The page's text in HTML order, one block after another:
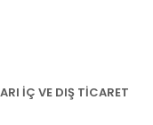
İÇ VE DIŞ TİCARET